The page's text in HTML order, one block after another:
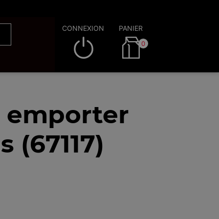
CONNEXION PANIER
0
emporter
(67117)